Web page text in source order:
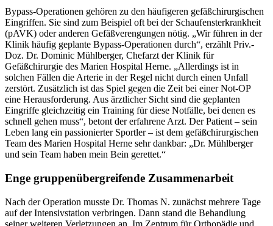
Bypass-Operationen gehören zu den häufigeren gefäßchirurgischen
Eingriffen. Sie sind zum Beispiel oft bei der Schaufensterkrankheit
(pAVK) oder anderen Gefäßverengungen nötig. „Wir führen in der
Klinik häufig geplante Bypass-Operationen durch“, erzählt Priv.-
Doz. Dr. Dominic Mühlberger, Chefarzt der Klinik für
Gefäßchirurgie des Marien Hospital Herne. „Allerdings ist in
solchen Fällen die Arterie in der Regel nicht durch einen Unfall
zerstört. Zusätzlich ist das Spiel gegen die Zeit bei einer Not-OP
eine Herausforderung. Aus ärztlicher Sicht sind die geplanten
Eingriffe gleichzeitig ein Training für diese Notfälle, bei denen es
schnell gehen muss“, betont der erfahrene Arzt. Der Patient – sein
Leben lang ein passionierter Sportler – ist dem gefäßchirurgischen
Team des Marien Hospital Herne sehr dankbar: „Dr. Mühlberger
und sein Team haben mein Bein gerettet.“
Enge gruppenübergreifende Zusammenarbeit
Nach der Operation musste Dr. Thomas N. zunächst mehrere Tage
auf der Intensivstation verbringen. Dann stand die Behandlung
seiner weiteren Verletzungen an. Im Zentrum für Orthopädie und